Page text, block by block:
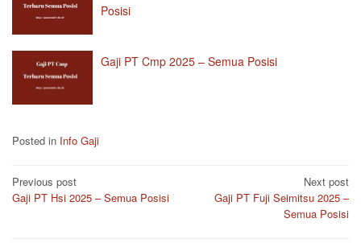
Posisi
Gaji PT Cmp 2025 – Semua Posisi
Posted in Info Gaji
Post
navigation
Previous post
Gaji PT Hsi 2025 – Semua Posisi
Next post
Gaji PT Fuji Seimitsu 2025 –
Semua Posisi